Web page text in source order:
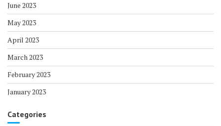
June 2023
May 2023
April 2023
March 2023
February 2023
January 2023
Categories